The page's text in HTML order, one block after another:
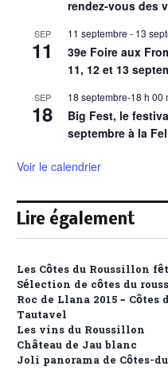
rendez-vous des
SEP
11
11 septembre - 13
39e Foire aux
11, 12 et 13
SEP
18
18 septembre-18 h 00
Big Fest, le
septembre à la
Voir le calendrier
Lire également
Les Côtes du Roussillon
Sélection de côtes du
Roc de Llana 2015 –
Tautavel
Les vins du Roussillon
Château de Jau blanc
Joli panorama de Côtes-